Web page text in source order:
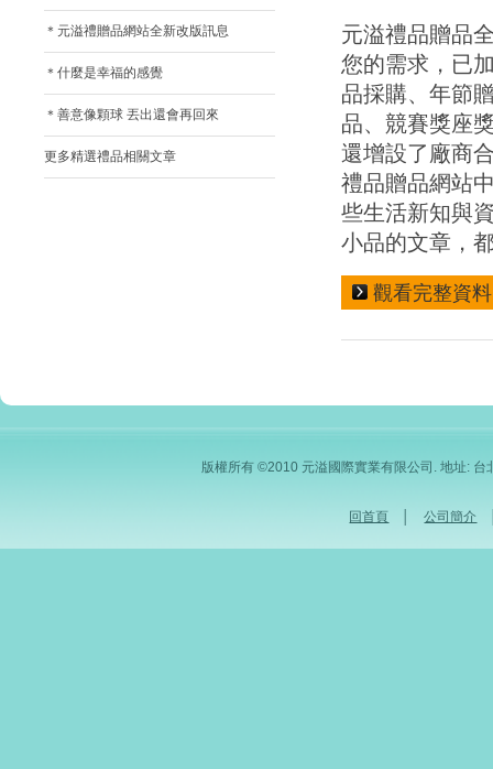
元溢禮品贈品
您的需求，已
品採購、年節
品、競賽獎座
還增設了廠商
禮品贈品網站
些生活新知與
小品的文章，
觀看完整資料
＊元溢禮贈品網站全新改版訊息
＊什麼是幸福的感覺
＊善意像顆球 丟出還會再回來
更多精選禮品相關文章
版權所有 ©2010 元溢國際實業有限公司. 地址:
回首頁 │公司簡介